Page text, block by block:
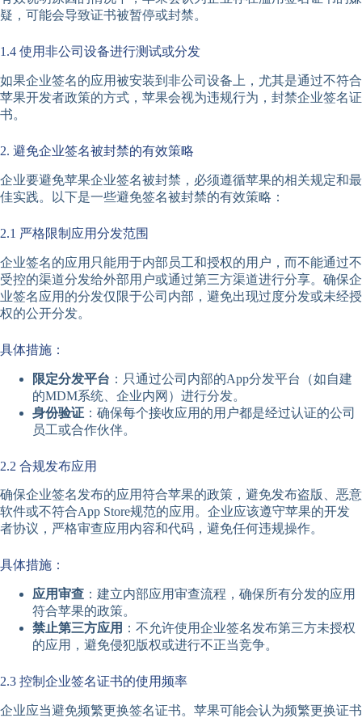
疑，可能会导致证书被暂停或封禁。
1.4 使用非公司设备进行测试或分发
如果企业签名的应用被安装到非公司设备上，尤其是通过不符合
苹果开发者政策的方式，苹果会视为违规行为，封禁企业签名证
书。
2. 避免企业签名被封禁的有效策略
企业要避免苹果企业签名被封禁，必须遵循苹果的相关规定和最
佳实践。以下是一些避免签名被封禁的有效策略：
2.1 严格限制应用分发范围
企业签名的应用只能用于内部员工和授权的用户，而不能通过不
受控的渠道分发给外部用户或通过第三方渠道进行分享。确保企
业签名应用的分发仅限于公司内部，避免出现过度分发或未经授
权的公开分发。
具体措施：
限定分发平台 ：只通过公司内部的App分发平台（如自建
的MDM系统、企业内网）进行分发。
身份验证 ：确保每个接收应用的用户都是经过认证的公司
员工或合作伙伴。
2.2 合规发布应用
确保企业签名发布的应用符合苹果的政策，避免发布盗版、恶意
软件或不符合App Store规范的应用。企业应该遵守苹果的开发
者协议，严格审查应用内容和代码，避免任何违规操作。
具体措施：
应用审查 ：建立内部应用审查流程，确保所有分发的应用
符合苹果的政策。
禁止第三方应用 ：不允许使用企业签名发布第三方未授权
的应用，避免侵犯版权或进行不正当竞争。
2.3 控制企业签名证书的使用频率
企业应当避免频繁更换签名证书。苹果可能会认为频繁更换证书